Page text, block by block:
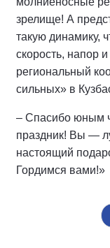
зрелище! А
такую динамику,
скорость, напор
региональный
сильных» в
– Спасибо юным
праздник! Вы —
настоящий
Гордимся вами!»